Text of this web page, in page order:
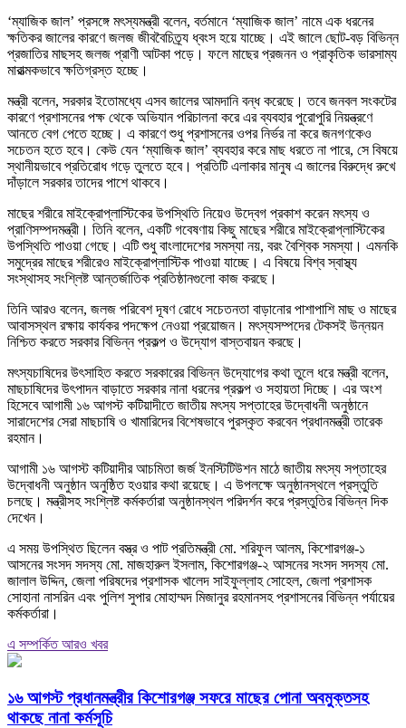
‘ম্যাজিক জাল’ প্রসঙ্গে মৎস্যমন্ত্রী বলেন, বর্তমানে ‘ম্যাজিক জাল’ নামে এক ধরনের
ক্ষতিকর জালের কারণে জলজ জীববৈচিত্র্য ধ্বংস হয়ে যাচ্ছে। এই জালে ছোট-বড় বিভিন্ন
প্রজাতির মাছসহ জলজ প্রাণী আটকা পড়ে। ফলে মাছের প্রজনন ও প্রাকৃতিক ভারসাম্য
মারাত্মকভাবে ক্ষতিগ্রস্ত হচ্ছে।
মন্ত্রী বলেন, সরকার ইতোমধ্যে এসব জালের আমদানি বন্ধ করেছে। তবে জনবল সংকটের
কারণে প্রশাসনের পক্ষ থেকে অভিযান পরিচালনা করে এর ব্যবহার পুরোপুরি নিয়ন্ত্রণে
আনতে বেগ পেতে হচ্ছে। এ কারণে শুধু প্রশাসনের ওপর নির্ভর না করে জনগণকেও
সচেতন হতে হবে। কেউ যেন ‘ম্যাজিক জাল’ ব্যবহার করে মাছ ধরতে না পারে, সে বিষয়ে
স্থানীয়ভাবে প্রতিরোধ গড়ে তুলতে হবে। প্রতিটি এলাকার মানুষ এ জালের বিরুদ্ধে রুখে
দাঁড়ালে সরকার তাদের পাশে থাকবে।
মাছের শরীরে মাইক্রোপ্লাস্টিকের উপস্থিতি নিয়েও উদ্বেগ প্রকাশ করেন মৎস্য ও
প্রাণিসম্পদমন্ত্রী। তিনি বলেন, একটি গবেষণায় কিছু মাছের শরীরে মাইক্রোপ্লাস্টিকের
উপস্থিতি পাওয়া গেছে। এটি শুধু বাংলাদেশের সমস্যা নয়, বরং বৈশ্বিক সমস্যা। এমনকি
সমুদ্রের মাছের শরীরেও মাইক্রোপ্লাস্টিক পাওয়া যাচ্ছে। এ বিষয়ে বিশ্ব স্বাস্থ্য
সংস্থাসহ সংশ্লিষ্ট আন্তর্জাতিক প্রতিষ্ঠানগুলো কাজ করছে।
তিনি আরও বলেন, জলজ পরিবেশ দূষণ রোধে সচেতনতা বাড়ানোর পাশাপাশি মাছ ও মাছের
আবাসস্থল রক্ষায় কার্যকর পদক্ষেপ নেওয়া প্রয়োজন। মৎস্যসম্পদের টেকসই উন্নয়ন
নিশ্চিত করতে সরকার বিভিন্ন প্রকল্প ও উদ্যোগ বাস্তবায়ন করছে।
মৎস্যচাষিদের উৎসাহিত করতে সরকারের বিভিন্ন উদ্যোগের কথা তুলে ধরে মন্ত্রী বলেন,
মাছচাষিদের উৎপাদন বাড়াতে সরকার নানা ধরনের প্রকল্প ও সহায়তা দিচ্ছে। এর অংশ
হিসেবে আগামী ১৬ আগস্ট কটিয়াদীতে জাতীয় মৎস্য সপ্তাহের উদ্বোধনী অনুষ্ঠানে
সারাদেশের সেরা মাছচাষি ও খামারিদের বিশেষভাবে পুরস্কৃত করবেন প্রধানমন্ত্রী তারেক
রহমান।
আগামী ১৬ আগস্ট কটিয়াদীর আচমিতা জর্জ ইনস্টিটিউশন মাঠে জাতীয় মৎস্য সপ্তাহের
উদ্বোধনী অনুষ্ঠান অনুষ্ঠিত হওয়ার কথা রয়েছে। এ উপলক্ষে অনুষ্ঠানস্থলে প্রস্তুতি
চলছে। মন্ত্রীসহ সংশ্লিষ্ট কর্মকর্তারা অনুষ্ঠানস্থল পরিদর্শন করে প্রস্তুতির বিভিন্ন দিক
দেখেন।
এ সময় উপস্থিত ছিলেন বস্ত্র ও পাট প্রতিমন্ত্রী মো. শরিফুল আলম, কিশোরগঞ্জ-১
আসনের সংসদ সদস্য মো. মাজহারুল ইসলাম, কিশোরগঞ্জ-২ আসনের সংসদ সদস্য মো.
জালাল উদ্দিন, জেলা পরিষদের প্রশাসক খালেদ সাইফুল্লাহ সোহেল, জেলা প্রশাসক
সোহানা নাসরিন এবং পুলিশ সুপার মোহাম্মদ মিজানুর রহমানসহ প্রশাসনের বিভিন্ন পর্যায়ের
কর্মকর্তারা।
এ সম্পর্কিত আরও খবর
১৬ আগস্ট প্রধানমন্ত্রীর কিশোরগঞ্জ সফরে মাছের পোনা অবমুক্তসহ
থাকছে নানা কর্মসূচি